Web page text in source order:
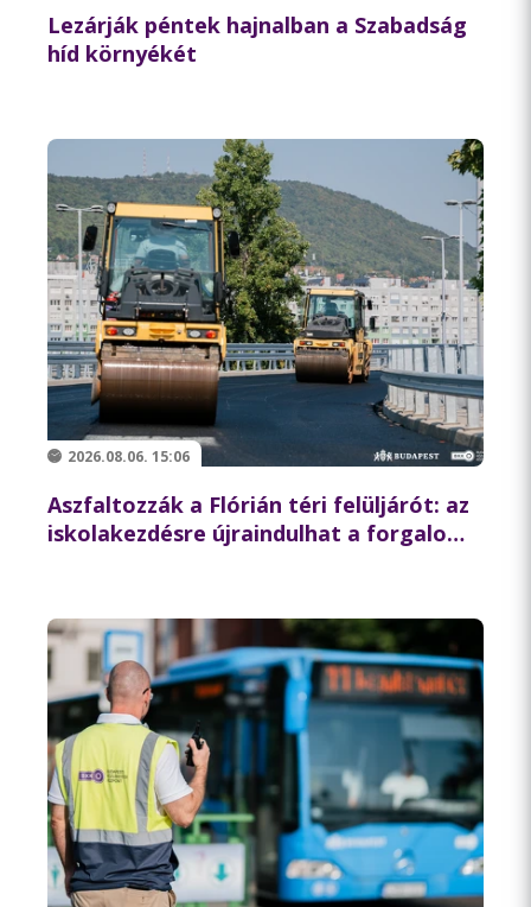
Lezárják péntek hajnalban a Szabadság
híd környékét
2026.08.06. 15:06
Aszfaltozzák a Flórián téri felüljárót: az
iskolakezdésre újraindulhat a forgalom